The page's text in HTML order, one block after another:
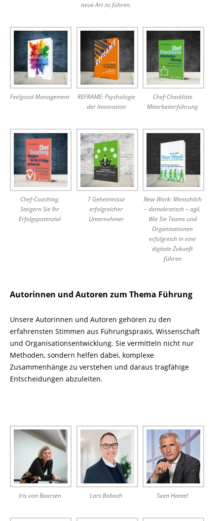
neue Art zu führen.
Feelgood Management
REFRAME: Psychologie
der Innovation
Chef-Checkliste
Mitarbeiterführung
Chef-Coaching.
Steigern Sie Ihr
Erfolgspotenzial
7 Geheimnisse
erfolgreicher
Unternehmer
New Work: Menschlich
– demokratisch – agil.
Wie Sie Teams und
Organisationen
erfolgreich in eine
digitale Zukunft
führen
Autorinnen und Autoren zum Thema Führung
Unsere Autorinnen und Autoren gehören zu den
erfahrensten Stimmen aus Führungspraxis, Wissenschaft
und Organisationsentwicklung. Sie vermitteln nicht nur
Methoden, sondern helfen dabei, komplexe
Zusammenhänge zu verstehen und daraus tragfähige
Entscheidungen abzuleiten.
Iris van Baarsen Lars Bobach Sven Hantel